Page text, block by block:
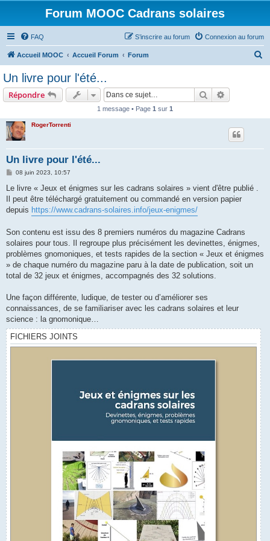
Forum MOOC Cadrans solaires
FAQ Connexion au forum
S’inscrire au forum
Accueil MOOC Accueil Forum Forum
Un livre pour l'été...
Répondre Rechercher
1 message • Page 1 sur 1
RogerTorrenti
Un livre pour l'été...
M
s
a
g
e
08 juin 2023, 10:57
Le livre « Jeux et énigmes sur les cadrans solaires » vient d'être publié .
Il peut être téléchargé gratuitement ou commandé en version papier
depuis https://www.cadrans-solaires.info/jeux-enigmes/
Son contenu est issu des 8 premiers numéros du magazine Cadrans
solaires pour tous. Il regroupe plus précisément les devinettes, énigmes,
problèmes gnomoniques, et tests rapides de la section « Jeux et énigmes
» de chaque numéro du magazine paru à la date de publication, soit un
total de 32 jeux et énigmes, accompagnés des 32 solutions.
Une façon différente, ludique, de tester ou d’améliorer ses
connaissances, de se familiariser avec les cadrans solaires et leur
science : la gnomonique…
FICHIERS JOINTS